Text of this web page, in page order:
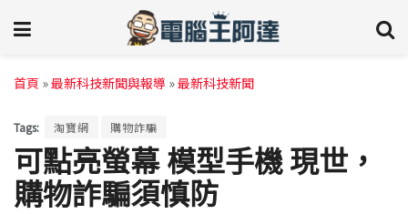
首頁 »最新科技新聞與報導 »最新科技新聞
Tags: 淘寶網 購物詐騙
可點亮螢幕 模型手機 現世，
購物詐騙須慎防